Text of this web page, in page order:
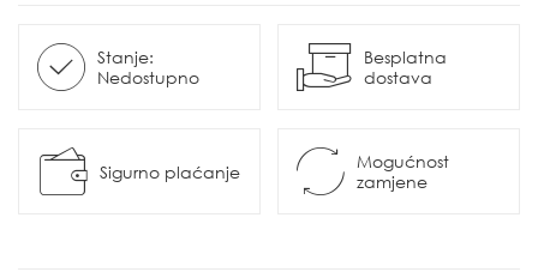
Stanje:
Nedostupno
Besplatna
dostava
Sigurno plaćanje
Mogućnost
zamjene